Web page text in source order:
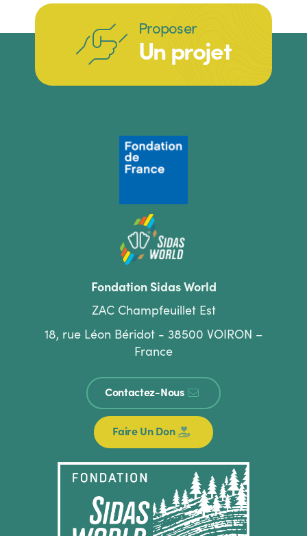
Proposer
Un projet
Body
Fondation Sidas World
ZAC Champfeuillet Est
18, rue Léon Béridot - 38500 VOIRON –
France
Contactez-Nous
Faire Un Don
Body